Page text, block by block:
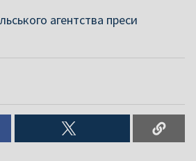
агентства преси